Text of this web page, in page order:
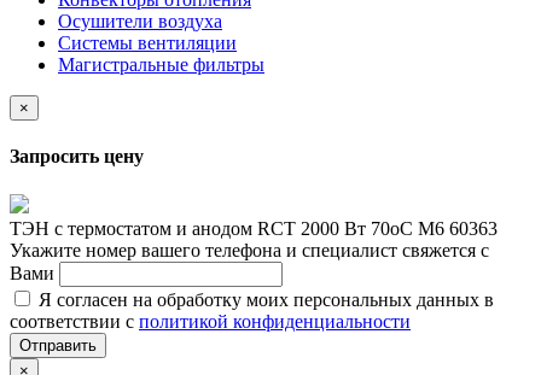
Осушители воздуха
Системы вентиляции
Магистральные фильтры
×
Запросить цену
ТЭН с термостатом и анодом RCT 2000 Вт 70oС М6 60363
Укажите номер вашего телефона и специалист свяжется с
Вами
Я согласен на обработку моих персональных данных в
соответствии с политикой конфиденциальности
Отправить
×